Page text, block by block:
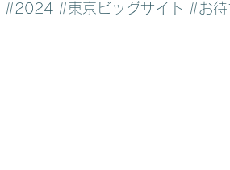
#2024 #東京ビッグサイト #お待